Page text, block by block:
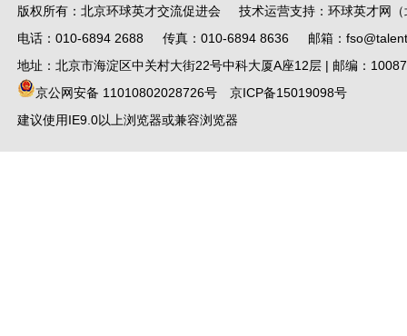
版权所有：北京环球英才交流促进会 技术运营支持：环球英才网（
电话：010-6894 2688 传真：010-6894 8636 邮箱：
地址：北京市海淀区中关村大街22号中科大厦A座12层 | 邮编：
京公网安备 11010802028726号
京ICP备15019098号
建议使用IE9.0以上浏览器或兼容浏览器